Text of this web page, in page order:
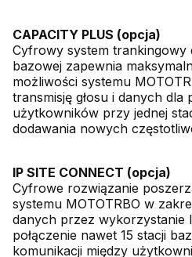
CAPACITY PLUS (opcja)
Cyfrowy system trankingowy
bazowej zapewnia
możliwości systemu
transmisję głosu i danych dla
użytkowników przy jednej
dodawania nowych
IP SITE CONNECT (opcja)
Cyfrowe rozwiązanie
systemu MOTOTRBO w
danych przez wykorzystanie
połączenie nawet 15 stacji
komunikacji między